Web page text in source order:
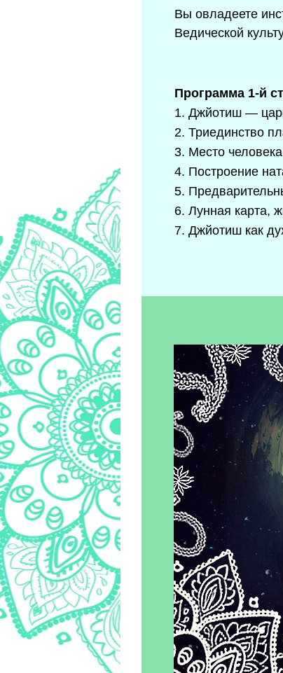
Вы овладеете
Ведической
Программа 1-й
1. Джйотиш —
2. Триединство
3. Место
4. Построение
5.
6. Лунная карта,
7. Джйотиш как